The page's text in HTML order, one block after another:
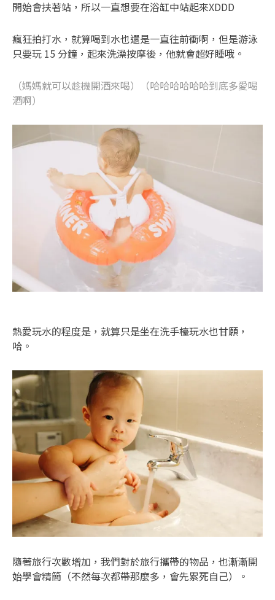
開始會扶著站，所以一直想要在浴缸中站起來XDDD
瘋狂拍打水，就算喝到水也還是一直往前衝啊，但是游泳
只要玩 15 分鐘，起來洗澡按摩後，他就會超好睡哦。
（媽媽就可以趁機開酒來喝）（哈哈哈哈哈哈到底多愛喝
酒啊）
熱愛玩水的程度是，就算只是坐在洗手檯玩水也甘願，
哈。
隨著旅行次數增加，我們對於旅行攜帶的物品，也漸漸開
始學會精簡（不然每次都帶那麼多，會先累死自己）。